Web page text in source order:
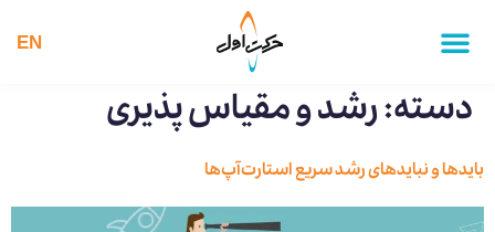
EN
دسته:رشد و مقیاس پذیری
بایدها و نبایدهای رشد سریع استارت‌آپ‌ها